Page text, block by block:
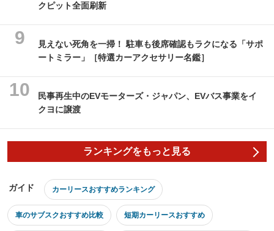
クピット全面刷新
見えない死角を一掃！ 駐車も後席確認もラクになる「サポ
ートミラー」［特選カーアクセサリー名鑑］
民事再生中のEVモーターズ・ジャパン、EVバス事業をイ
クヨに譲渡
ランキングをもっと見る
ガイド カーリースおすすめランキング
車のサブスクおすすめ比較 短期カーリースおすすめ